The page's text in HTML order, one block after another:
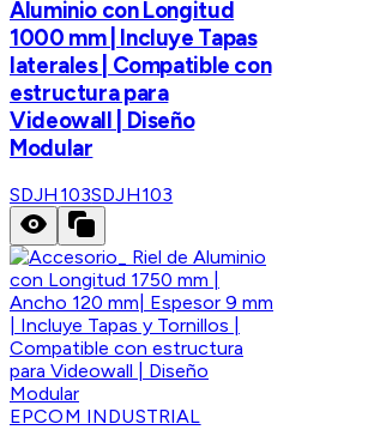
Aluminio con Longitud
1000 mm | Incluye Tapas
laterales | Compatible con
estructura para
Videowall | Diseño
Modular
SDJH103SDJH103
EPCOM INDUSTRIAL